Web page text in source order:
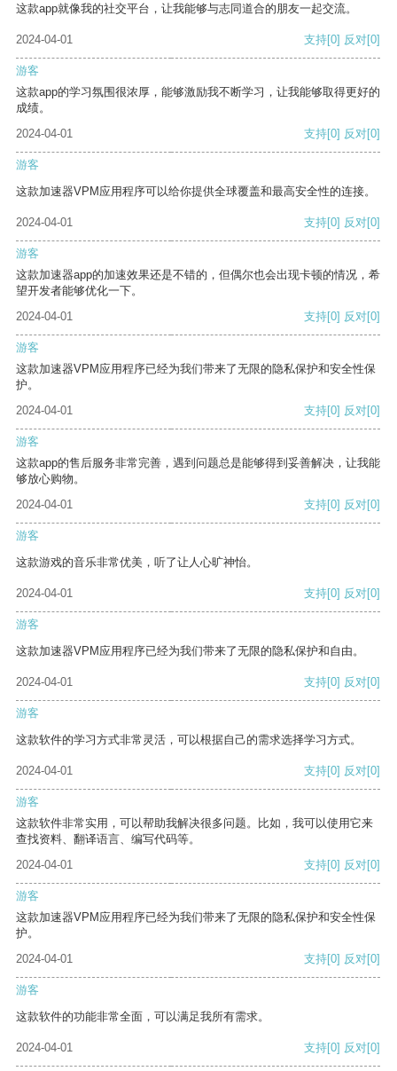
这款app就像我的社交平台，让我能够与志同道合的朋友一起交流。
2024-04-01 支持[0] 反对[0]
游客
这款app的学习氛围很浓厚，能够激励我不断学习，让我能够取得更好的
成绩。
2024-04-01
支持[0] 反对[0]
游客
这款加速器VPM应用程序可以给你提供全球覆盖和最高安全性的连接。
2024-04-01 支持[0] 反对[0]
游客
这款加速器app的加速效果还是不错的，但偶尔也会出现卡顿的情况，希
望开发者能够优化一下。
2024-04-01
支持[0] 反对[0]
游客
这款加速器VPM应用程序已经为我们带来了无限的隐私保护和安全性保
护。
2024-04-01
支持[0] 反对[0]
游客
这款app的售后服务非常完善，遇到问题总是能够得到妥善解决，让我能
够放心购物。
2024-04-01
支持[0] 反对[0]
游客
这款游戏的音乐非常优美，听了让人心旷神怡。
2024-04-01 支持[0] 反对[0]
游客
这款加速器VPM应用程序已经为我们带来了无限的隐私保护和自由。
2024-04-01 支持[0] 反对[0]
游客
这款软件的学习方式非常灵活，可以根据自己的需求选择学习方式。
2024-04-01 支持[0] 反对[0]
游客
这款软件非常实用，可以帮助我解决很多问题。比如，我可以使用它来
查找资料、翻译语言、编写代码等。
2024-04-01
支持[0] 反对[0]
游客
这款加速器VPM应用程序已经为我们带来了无限的隐私保护和安全性保
护。
2024-04-01
支持[0] 反对[0]
游客
这款软件的功能非常全面，可以满足我所有需求。
2024-04-01 支持[0] 反对[0]